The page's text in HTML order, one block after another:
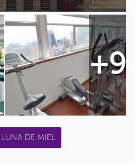
+9
LUNA DE MIEL